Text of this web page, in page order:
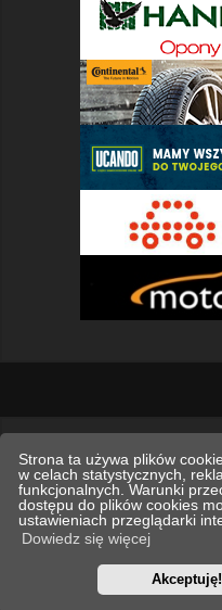
Strona ta używa plików
w celach statystycznych,
funkcjonalnych. Warunki
dostępu do plików cookies
ustawieniach przeglądarki
Dowiedz się więcej
Akceptuję!
Polityka prywatności.
Technologię dostarczaphpBB® Forum
Polski pakiet językowy dostarczaphpBB.pl
we_universal created by INVENTEA
phpBB SEO